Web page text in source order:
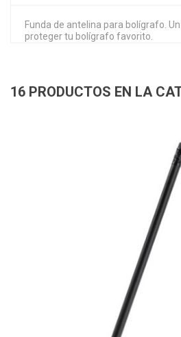
Funda de antelina para bolígrafo.
proteger tu bolígrafo favorito.
16 PRODUCTOS EN LA